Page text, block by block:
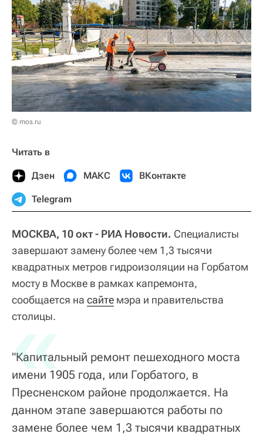
© mos.ru
Читать в
Дзен МАКС ВКонтакте
Telegram
МОСКВА, 10 окт - РИА Новости. Специалисты
завершают замену более чем 1,3 тысячи
квадратных метров гидроизоляции на Горбатом
мосту в Москве в рамках капремонта,
сообщается на сайте мэра и правительства
столицы.
«
"Капитальный ремонт пешеходного моста
имени 1905 года, или Горбатого, в
Пресненском районе продолжается. На
данном этапе завершаются работы по
замене более чем 1,3 тысячи квадратных